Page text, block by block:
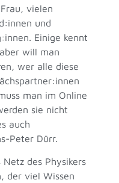
vielen
und
Einige kennt
will man
wer alle diese
man im Online
sie nicht
auch
Peter Dürr.
Netz des Physikers
der viel Wissen